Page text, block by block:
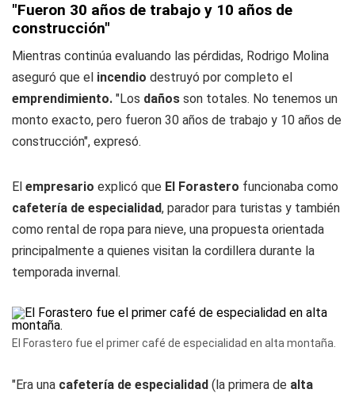
"Fueron 30 años de trabajo y 10 años de
construcción"
Mientras continúa evaluando las pérdidas, Rodrigo Molina
aseguró que el incendio destruyó por completo el
emprendimiento. "Los daños son totales. No tenemos un
monto exacto, pero fueron 30 años de trabajo y 10 años de
construcción", expresó.
El empresario explicó que El Forastero funcionaba como
cafetería de especialidad, parador para turistas y también
como rental de ropa para nieve, una propuesta orientada
principalmente a quienes visitan la cordillera durante la
temporada invernal.
El Forastero fue el primer café de especialidad en alta montaña.
"Era una cafetería de especialidad (la primera de alta